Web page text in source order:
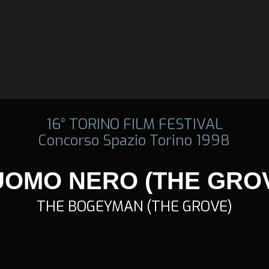
16° TORINO FILM FESTIVAL
Concorso Spazio Torino 1998
NERO (THE
THE BOGEYMAN (THE GROVE)